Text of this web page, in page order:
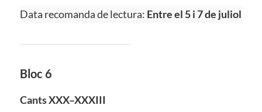
Data recomanda de lectura: Entre el 5 i 7 de juliol
Bloc 6
Cants XXX–XXXIII